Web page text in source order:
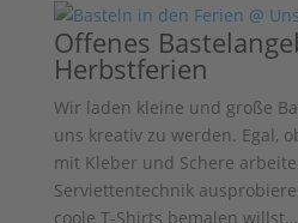
Offenes
Herbstferien
Wir laden kleine und große
uns kreativ zu werden. Egal,
mit Kleber und Schere
Serviettentechnik
coole T-Shirts bemalen willst…